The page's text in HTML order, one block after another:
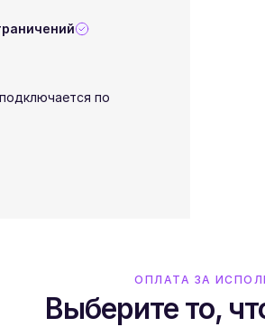
по
ОПЛАТА ЗА
Выберите то,